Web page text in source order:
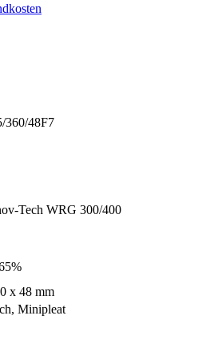
360/48F7
Tech WRG 300/400
x 48 mm
Minipleat